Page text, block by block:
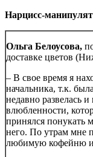
Нарцисс-
Ольга Белоусова,
доставке цветов
– В свое время я
начальника, т.к.
недавно развелась
влюбленности,
принялся понукать
него. По утрам мне
любимую кофейню и